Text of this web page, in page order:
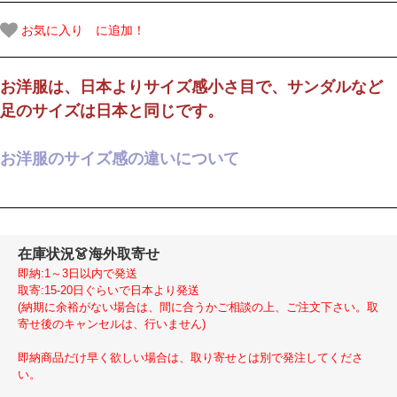
お気に入り に追加！
お洋服は、日本よりサイズ感小さ目で、サンダルなど
足のサイズは日本と同じです。
お洋服のサイズ感の違いについて
在庫状況👗海外取寄せ
即納:1～3日以内で発送
取寄:15-20日ぐらいで日本より発送
(納期に余裕がない場合は、間に合うかご相談の上、ご注文下さい。取
寄せ後のキャンセルは、行いません)
即納商品だけ早く欲しい場合は、取り寄せとは別で発注してくださ
い。